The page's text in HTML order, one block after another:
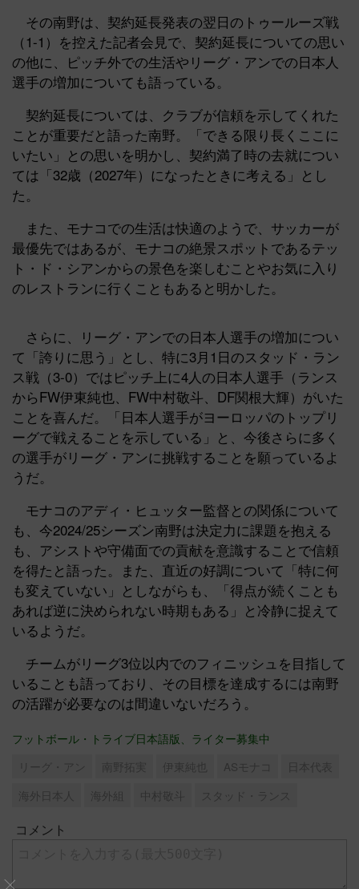
その南野は、契約延長発表の翌日のトゥールーズ戦
（1-1）を控えた記者会見で、契約延長についての思い
の他に、ピッチ外での生活やリーグ・アンでの日本人
選手の増加についても語っている。
契約延長については、クラブが信頼を示してくれた
ことが重要だと語った南野。「できる限り長くここに
いたい」との思いを明かし、契約満了時の去就につい
ては「32歳（2027年）になったときに考える」とし
た。
また、モナコでの生活は快適のようで、サッカーが
最優先ではあるが、モナコの絶景スポットであるテッ
ト・ド・シアンからの景色を楽しむことやお気に入り
のレストランに行くこともあると明かした。
さらに、リーグ・アンでの日本人選手の増加につい
て「誇りに思う」とし、特に3月1日のスタッド・ラン
ス戦（3-0）ではピッチ上に4人の日本人選手（ランス
からFW伊東純也、FW中村敬斗、DF関根大輝）がいた
ことを喜んだ。「日本人選手がヨーロッパのトップリ
ーグで戦えることを示している」と、今後さらに多く
の選手がリーグ・アンに挑戦することを願っているよ
うだ。
モナコのアディ・ヒュッター監督との関係について
も、今2024/25シーズン南野は決定力に課題を抱える
も、アシストや守備面での貢献を意識することで信頼
を得たと語った。また、直近の好調について「特に何
も変えていない」としながらも、「得点が続くことも
あれば逆に決められない時期もある」と冷静に捉えて
いるようだ。
チームがリーグ3位以内でのフィニッシュを目指して
いることも語っており、その目標を達成するには南野
の活躍が必要なのは間違いないだろう。
フットボール・トライブ日本語版、ライター募集中
リーグ・アン 南野拓実 伊東純也 ASモナコ
日本代表
海外日本人
海外組 中村敬斗 スタッド・ランス